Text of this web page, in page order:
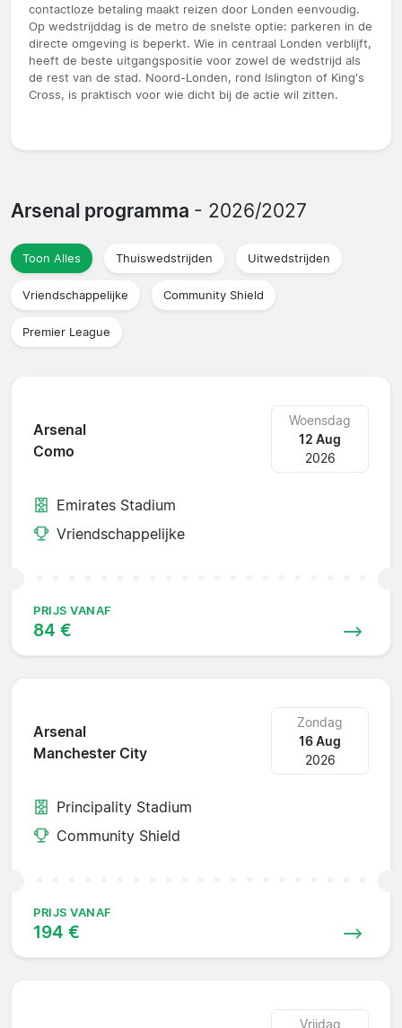
contactloze betaling maakt reizen door Londen eenvoudig.
Op wedstrijddag is de metro de snelste optie: parkeren in de
directe omgeving is beperkt. Wie in centraal Londen verblijft,
heeft de beste uitgangspositie voor zowel de wedstrijd als
de rest van de stad. Noord-Londen, rond Islington of King's
Cross, is praktisch voor wie dicht bij de actie wil zitten.
Arsenal programma - 2026/2027
Toon Alles Thuiswedstrijden Uitwedstrijden
Vriendschappelijke Community Shield
Premier League
Arsenal
Como
Woensdag
12 Aug
2026
Emirates Stadium
Vriendschappelijke
PRIJS VANAF
84 €
Arsenal
Manchester City
Zondag
16 Aug
2026
Principality Stadium
Community Shield
PRIJS VANAF
194 €
Vrijdag